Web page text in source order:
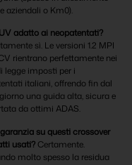
aziendali o Km0).
adatto ai neopatentati?
sì. Le versioni 1.2 MPI
rientrano perfettamente nei
legge imposti per i
italiani, offrendo fin dal
una guida alta, sicura e
da ottimi ADAS.
su questi crossover
usati? Certamente.
molto spesso la residua